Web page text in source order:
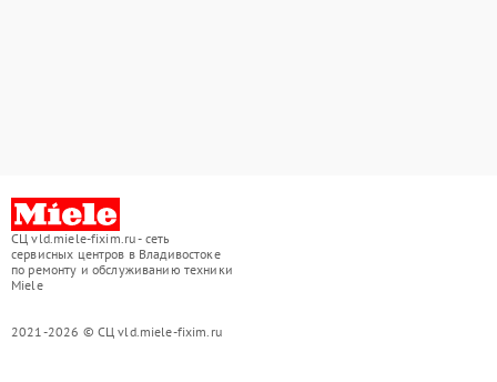
СЦ vld.miele-fixim.ru - сеть
сервисных центров в Владивостоке
по ремонту и обслуживанию техники
Miele
2021-2026 © СЦ vld.miele-fixim.ru